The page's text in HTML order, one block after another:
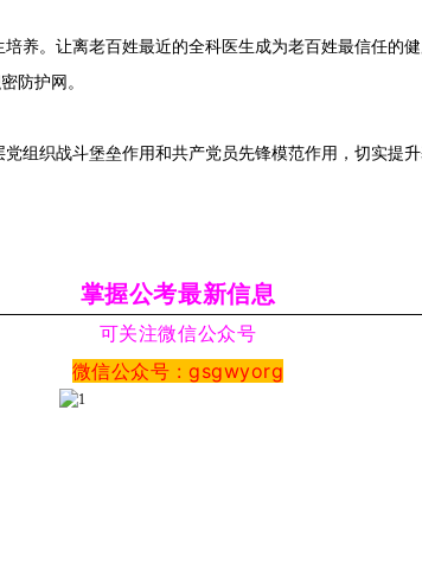
。让离老百姓最近的全科医生成为老百姓最信任的
防护网。
织战斗堡垒作用和共产党员先锋模范作用，切实提
掌握公考最新信息
可关注微信公众号
微信公众号 : gsgwyorg